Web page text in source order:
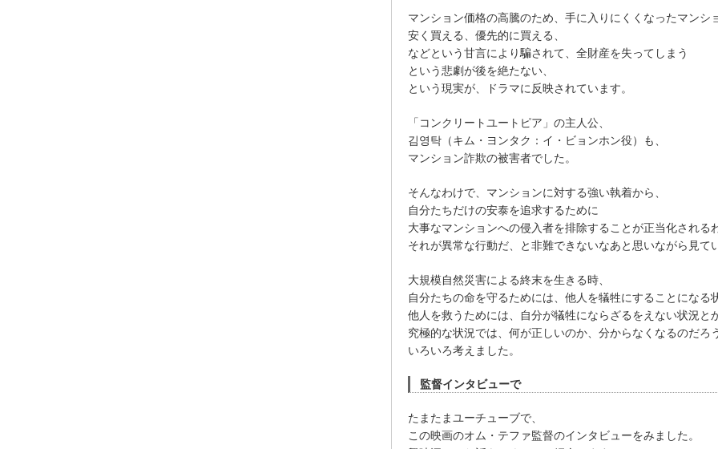
マンション価格の高騰のため、手に入りにくくなったマンシ
安く買える、優先的に買える、
などという甘言により騙されて、全財産を失ってしまう
という悲劇が後を絶たない、
という現実が、ドラマに反映されています。
「コンクリートユートピア」の主人公、
김영탁（キム・ヨンタク：イ・ビョンホン役）も、
マンション詐欺の被害者でした。
そんなわけで、マンションに対する強い執着から、
自分たちだけの安泰を追求するために
大事なマンションへの侵入者を排除することが正当化される
それが異常な行動だ、と非難できないなあと思いながら見て
大規模自然災害による終末を生きる時、
自分たちの命を守るためには、他人を犠牲にすることになる
他人を救うためには、自分が犠牲にならざるをえない状況とか
究極的な状況では、何が正しいのか、分からなくなるのだろ
いろいろ考えました。
監督インタビューで
たまたまユーチューブで、
この映画のオム・テファ監督のインタビューをみました。